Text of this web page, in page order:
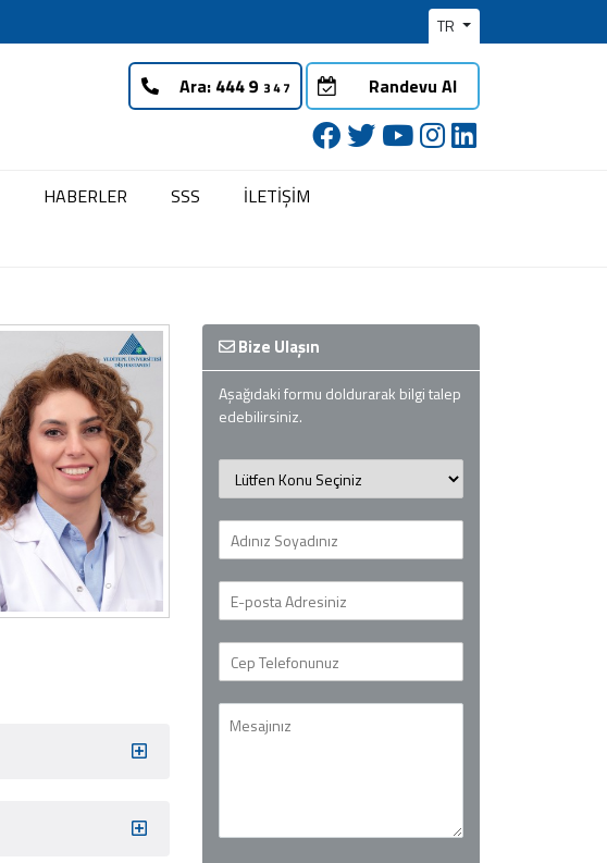
TR
Ara: Randevu Al
HABERLER SSS
İLETİŞİM
Bize Ulaşın
Aşağıdaki formu doldurarak bilgi talep
edebilirsiniz.